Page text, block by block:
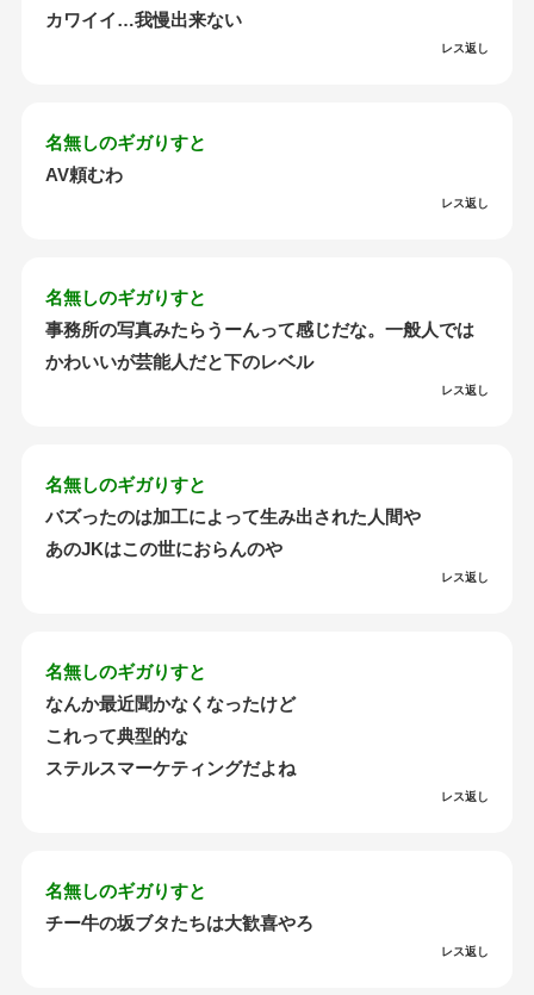
カワイイ…我慢出来ない
レス返し
名無しのギガりすと
AV頼むわ
レス返し
名無しのギガりすと
事務所の写真みたらうーんって感じだな。一般人では
かわいいが芸能人だと下のレベル
レス返し
名無しのギガりすと
バズったのは加工によって生み出された人間や
あのJKはこの世におらんのや
レス返し
名無しのギガりすと
なんか最近聞かなくなったけど
これって典型的な
ステルスマーケティングだよね
レス返し
名無しのギガりすと
チー牛の坂ブタたちは大歓喜やろ
レス返し